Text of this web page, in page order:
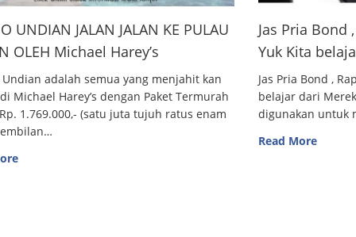
UNDIAN JALAN JALAN KE PULAU
OLEH Michael Harey’s
Undian adalah semua yang menjahit kan
Michael Harey’s dengan Paket Termurah
1.769.000,- (satu juta tujuh ratus enam
Jas Pria Bond
Yuk Kita
Jas Pria Bond ,
belajar dari
digunakan untuk
Read More